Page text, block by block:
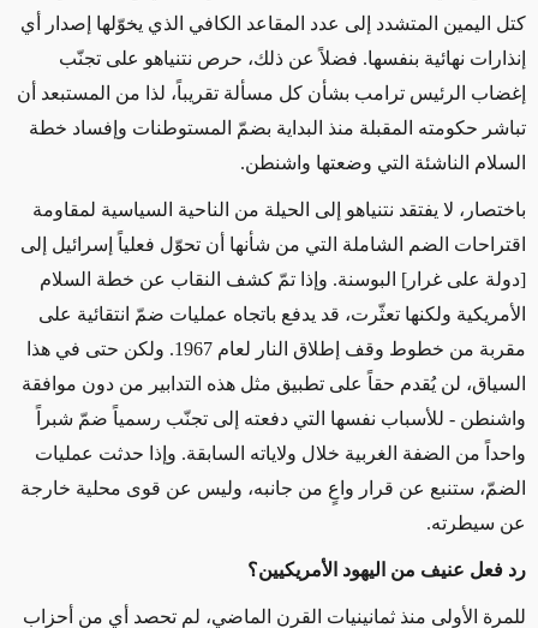
كتل اليمين المتشدد إلى عدد المقاعد الكافي الذي يخوّلها إصدار أي
إنذارات نهائية بنفسها. فضلاً عن ذلك، حرص نتنياهو على تجنّب
إغضاب الرئيس ترامب بشأن كل مسألة تقريباً، لذا من المستبعد أن
تباشر حكومته المقبلة منذ البداية بضمّ المستوطنات وإفساد خطة
السلام الناشئة التي وضعتها واشنطن.
باختصار، لا يفتقد نتنياهو إلى الحيلة من الناحية السياسية لمقاومة
اقتراحات الضم الشاملة التي من شأنها أن تحوّل فعلياً إسرائيل إلى
[دولة على غرار] البوسنة. وإذا تمّ كشف النقاب عن خطة السلام
الأمريكية ولكنها تعثّرت، قد يدفع باتجاه عمليات ضمّ انتقائية على
مقربة من خطوط وقف إطلاق النار لعام 1967. ولكن حتى في هذا
السياق، لن يُقدم حقاً على تطبيق مثل هذه التدابير من دون موافقة
واشنطن - للأسباب نفسها التي دفعته إلى تجنّب رسمياً ضمّ شبراً
واحداً من الضفة الغربية خلال ولاياته السابقة. وإذا حدثت عمليات
الضمّ، ستنبع عن قرار واعٍ من جانبه، وليس عن قوى محلية خارجة
عن سيطرته.
رد فعل عنيف من اليهود الأمريكيين؟
للمرة الأولى منذ ثمانينيات القرن الماضي، لم تحصد أي من أحزاب